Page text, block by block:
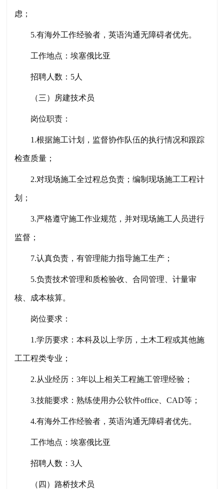
虑；
5.有海外工作经验者，英语沟通无障碍者优先。
工作地点：埃塞俄比亚
招聘人数： 5人
（三）房建技术员
岗位职责：
1.根据施工计划，监督协作队伍的执行情况和跟踪
检查质量；
2.对现场施工全过程总负责；编制现场施工工程计
划；
3.严格遵守施工作业规范，并对现场施工人员进行
监督；
7.认真负责，有管理能力指导施工生产；
5.负责技术管理和质检验收、合同管理、计量审
核、成本核算。
岗位要求：
1.学历要求：本科及以上学历，土木工程或其他施
工工程类专业；
2.从业经历：3年以上相关工程施工管理经验；
3.技能要求：熟练使用办公软件office、CAD等；
4.有海外工作经验者，英语沟通无障碍者优先。
工作地点：埃塞俄比亚
招聘人数：3人
（ 四 ）路桥技术员